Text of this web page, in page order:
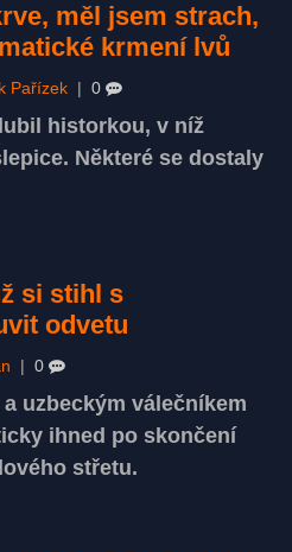
měl jsem strach,
krmení lvů
Pařízek 0
historkou, v níž
Některé se dostaly
si stihl s
odvetu
0
uzbeckým válečníkem
ihned po skončení
střetu.